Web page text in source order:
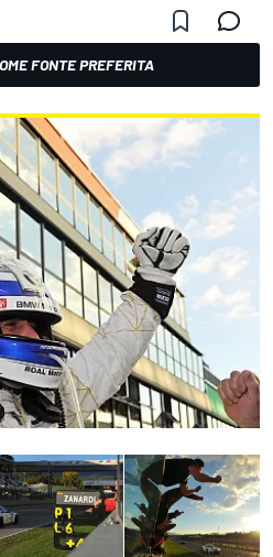
FONTE PREFERITA